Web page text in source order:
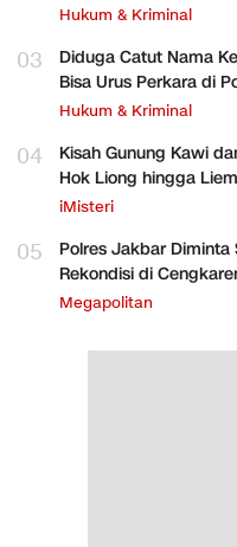
Hukum & Kriminal
03
Diduga Catut Nama
Bisa Urus Perkara di
Hukum & Kriminal
04
Kisah Gunung Kawi
Hok Liong hingga
iMisteri
05
Polres Jakbar Diminta
Rekondisi di
Megapolitan